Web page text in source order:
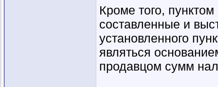
Кроме того,
составленные и
установленного
являться
продавцом сумм